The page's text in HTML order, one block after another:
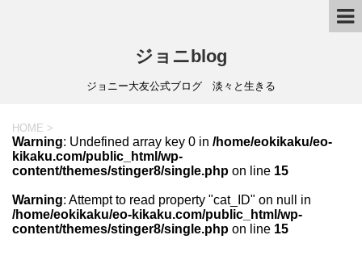
ジョニblog
ジョニー大友公式ブログ 淡々と生きる
HOME >
Warning: Undefined array key 0 in /home/eokikaku/eo-
kikaku.com/public_html/wp-
content/themes/stinger8/single.php on line 15
Warning: Attempt to read property "cat_ID" on null in
/home/eokikaku/eo-kikaku.com/public_html/wp-
content/themes/stinger8/single.php on line 15